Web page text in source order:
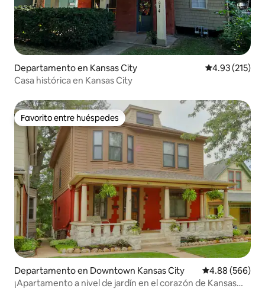
Departamento en Kansas City Calificación
4.93 (215)
Casa histórica en Kansas City
Favorito entre huéspedes
Favorito entre huéspedes
Departamento en Downtown Kansas City Calificación
4.88 (566)
¡Apartamento a nivel de jardín en el corazón de Kansas